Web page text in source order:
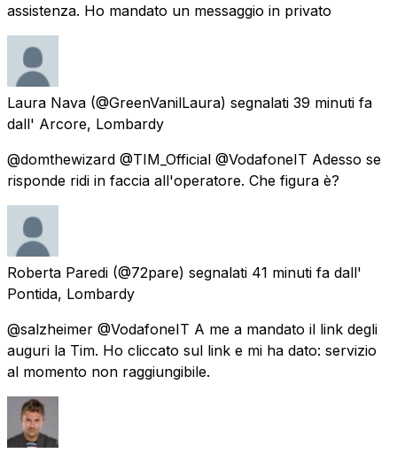
assistenza. Ho mandato un messaggio in privato
Laura Nava (@GreenVanilLaura) segnalati 39 minuti fa
dall' Arcore, Lombardy
@domthewizard @TIM_Official @VodafoneIT Adesso se
risponde ridi in faccia all'operatore. Che figura è?
Roberta Paredi (@72pare) segnalati 41 minuti fa dall'
Pontida, Lombardy
@salzheimer @VodafoneIT A me a mandato il link degli
auguri la Tim. Ho cliccato sul link e mi ha dato: servizio
al momento non raggiungibile.